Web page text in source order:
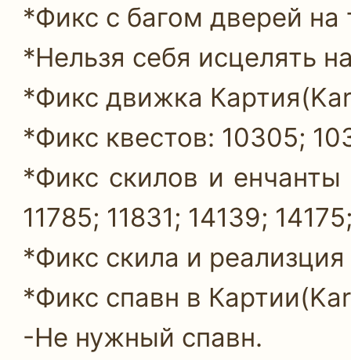
*Фикс с багом дверей на
*Нельзя себя исцелять
*Фикс движка
*Фикс квестов: 10305;
*Фикс скилов и енчанты
11785; 11831; 14139;
*Фикс скила и
*Фикс спавн в
-Не нужный спавн.